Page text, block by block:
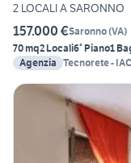
2 LOCALI A SARONNO
157.000 €Saronno(VA)
70 mq2 Locali6° Piano1
Agenzia Tecnorete -